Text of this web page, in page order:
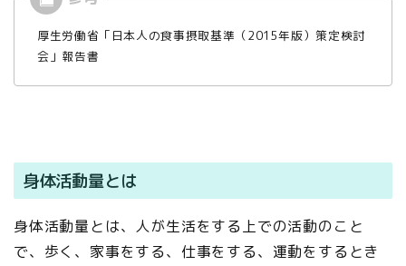
厚生労働省「日本人の食事摂取基準（2015年版）策定検討
会」報告書
身体活動量とは
身体活動量とは、人が生活をする上での活動のこと
で、歩く、家事をする、仕事をする、運動をするとき